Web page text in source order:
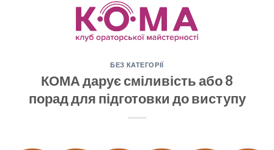
БЕЗ КАТЕГОРІЇ
КОМА дарує сміливість або 8
порад для підготовки до виступу